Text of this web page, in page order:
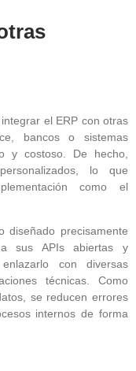
, integrar el ERP con otras
bancos o sistemas
y costoso. De hecho,
lo que
como el
diseñado precisamente
sus APIs abiertas y
con diversas
técnicas. Como
se reducen errores
internos de forma